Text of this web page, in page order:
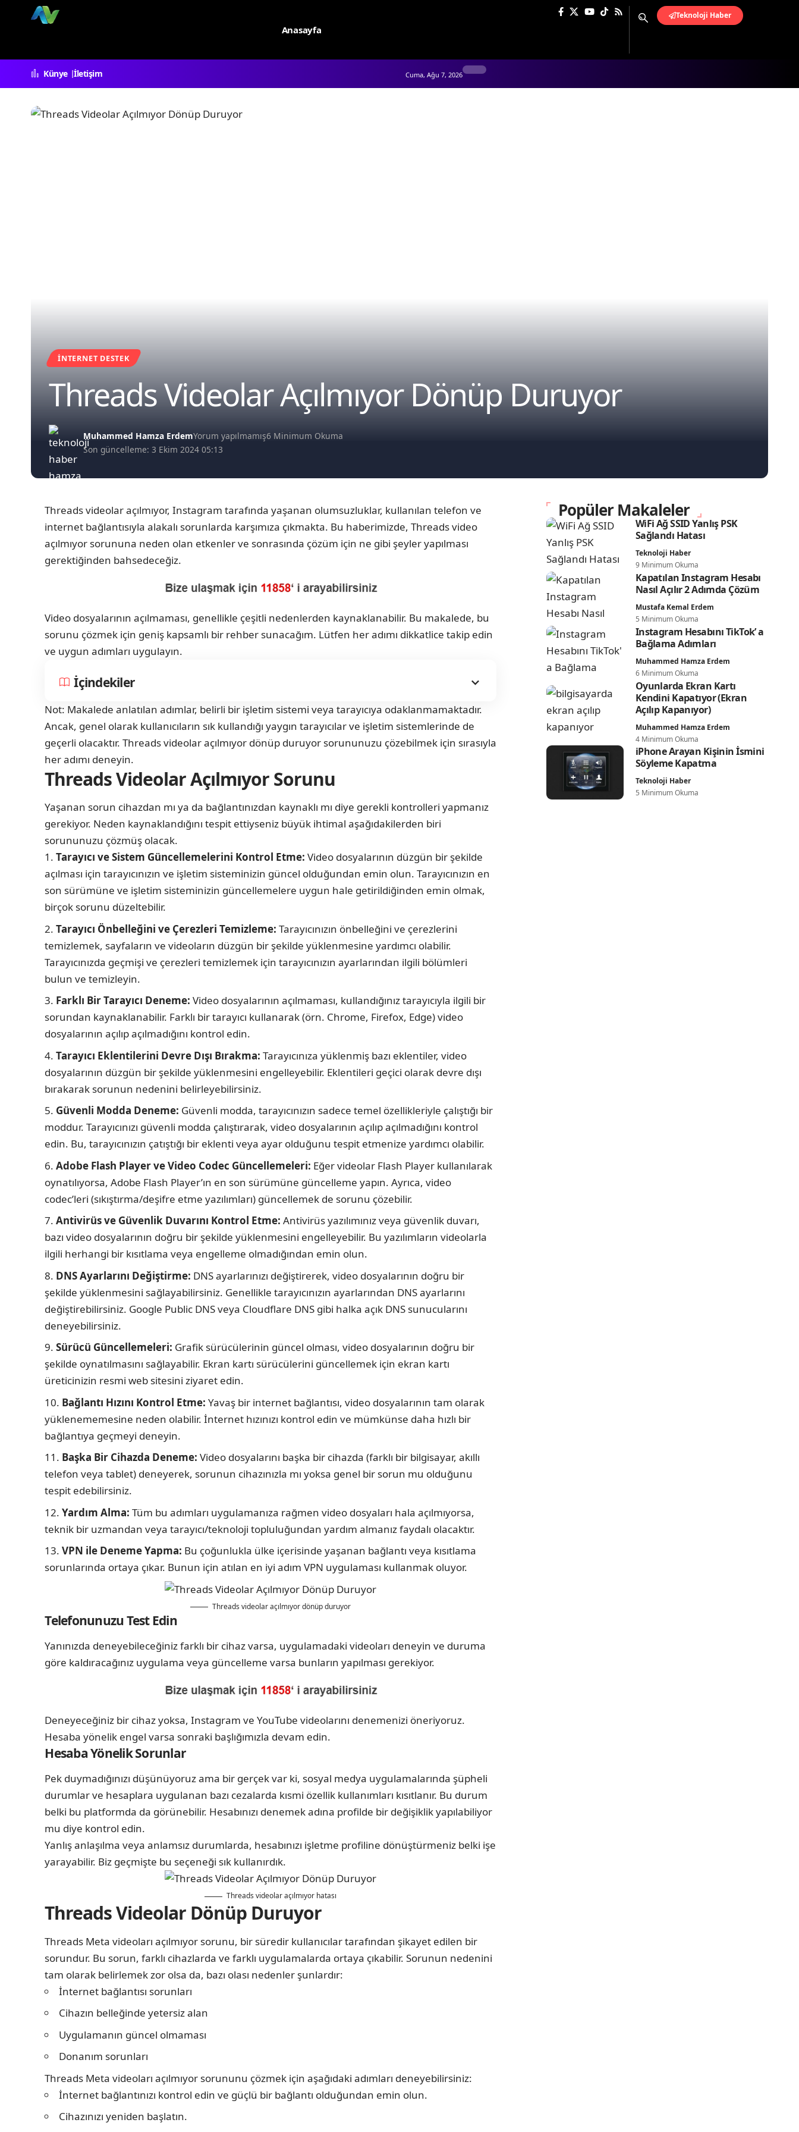
Anasayfa
Teknoloji Haber
Künye İletişim Cuma, Ağu 7, 2026
İNTERNET DESTEK
Threads Videolar Açılmıyor Dönüp Duruyor
Son güncelleme: 3 Ekim 2024 05:13
Muhammed Hamza ErdemYorum yapılmamış6 Minimum Okuma
Threads videolar açılmıyor, Instagram tarafında yaşanan olumsuzluklar, kullanılan telefon ve
internet bağlantısıyla alakalı sorunlarda karşımıza çıkmakta. Bu haberimizde, Threads video
açılmıyor sorununa neden olan etkenler ve sonrasında çözüm için ne gibi şeyler yapılması
gerektiğinden bahsedeceğiz.
Video dosyalarının açılmaması, genellikle çeşitli nedenlerden kaynaklanabilir. Bu makalede, bu
sorunu çözmek için geniş kapsamlı bir rehber sunacağım. Lütfen her adımı dikkatlice takip edin
ve uygun adımları uygulayın.
İçindekiler
Not: Makalede anlatılan adımlar, belirli bir işletim sistemi veya tarayıcıya odaklanmamaktadır.
Ancak, genel olarak kullanıcıların sık kullandığı yaygın tarayıcılar ve işletim sistemlerinde de
geçerli olacaktır. Threads videolar açılmıyor dönüp duruyor sorununuzu çözebilmek için sırasıyla
her adımı deneyin.
Threads Videolar Açılmıyor Sorunu
Yaşanan sorun cihazdan mı ya da bağlantınızdan kaynaklı mı diye gerekli kontrolleri yapmanız
gerekiyor. Neden kaynaklandığını tespit ettiyseniz büyük ihtimal aşağıdakilerden biri
sorununuzu çözmüş olacak.
Tarayıcı ve Sistem Güncellemelerini Kontrol Etme: Video dosyalarının düzgün bir şekilde
açılması için tarayıcınızın ve işletim sisteminizin güncel olduğundan emin olun. Tarayıcınızın en
son sürümüne ve işletim sisteminizin güncellemelere uygun hale getirildiğinden emin olmak,
birçok sorunu düzeltebilir.
Tarayıcı Önbelleğini ve Çerezleri Temizleme: Tarayıcınızın önbelleğini ve çerezlerini
temizlemek, sayfaların ve videoların düzgün bir şekilde yüklenmesine yardımcı olabilir.
Tarayıcınızda geçmişi ve çerezleri temizlemek için tarayıcınızın ayarlarından ilgili bölümleri
bulun ve temizleyin.
Farklı Bir Tarayıcı Deneme: Video dosyalarının açılmaması, kullandığınız tarayıcıyla ilgili bir
sorundan kaynaklanabilir. Farklı bir tarayıcı kullanarak (örn. Chrome, Firefox, Edge) video
dosyalarının açılıp açılmadığını kontrol edin.
Tarayıcı Eklentilerini Devre Dışı Bırakma: Tarayıcınıza yüklenmiş bazı eklentiler, video
dosyalarının düzgün bir şekilde yüklenmesini engelleyebilir. Eklentileri geçici olarak devre dışı
bırakarak sorunun nedenini belirleyebilirsiniz.
Güvenli Modda Deneme: Güvenli modda, tarayıcınızın sadece temel özellikleriyle çalıştığı bir
moddur. Tarayıcınızı güvenli modda çalıştırarak, video dosyalarının açılıp açılmadığını kontrol
edin. Bu, tarayıcınızın çatıştığı bir eklenti veya ayar olduğunu tespit etmenize yardımcı olabilir.
Adobe Flash Player ve Video Codec Güncellemeleri: Eğer videolar Flash Player kullanılarak
oynatılıyorsa, Adobe Flash Player’ın en son sürümüne güncelleme yapın. Ayrıca, video
codec’leri (sıkıştırma/deşifre etme yazılımları) güncellemek de sorunu çözebilir.
Antivirüs ve Güvenlik Duvarını Kontrol Etme: Antivirüs yazılımınız veya güvenlik duvarı,
bazı video dosyalarının doğru bir şekilde yüklenmesini engelleyebilir. Bu yazılımların videolarla
ilgili herhangi bir kısıtlama veya engelleme olmadığından emin olun.
DNS Ayarlarını Değiştirme: DNS ayarlarınızı değiştirerek, video dosyalarının doğru bir
şekilde yüklenmesini sağlayabilirsiniz. Genellikle tarayıcınızın ayarlarından DNS ayarlarını
değiştirebilirsiniz. Google Public DNS veya Cloudflare DNS gibi halka açık DNS sunucularını
deneyebilirsiniz.
Sürücü Güncellemeleri: Grafik sürücülerinin güncel olması, video dosyalarının doğru bir
şekilde oynatılmasını sağlayabilir. Ekran kartı sürücülerini güncellemek için ekran kartı
üreticinizin resmi web sitesini ziyaret edin.
Bağlantı Hızını Kontrol Etme: Yavaş bir internet bağlantısı, video dosyalarının tam olarak
yüklenememesine neden olabilir. İnternet hızınızı kontrol edin ve mümkünse daha hızlı bir
bağlantıya geçmeyi deneyin.
Başka Bir Cihazda Deneme: Video dosyalarını başka bir cihazda (farklı bir bilgisayar, akıllı
telefon veya tablet) deneyerek, sorunun cihazınızla mı yoksa genel bir sorun mu olduğunu
tespit edebilirsiniz.
Yardım Alma: Tüm bu adımları uygulamanıza rağmen video dosyaları hala açılmıyorsa,
teknik bir uzmandan veya tarayıcı/teknoloji topluluğundan yardım almanız faydalı olacaktır.
VPN ile Deneme Yapma: Bu çoğunlukla ülke içerisinde yaşanan bağlantı veya kısıtlama
sorunlarında ortaya çıkar. Bunun için atılan en iyi adım VPN uygulaması kullanmak oluyor.
Threads videolar açılmıyor dönüp duruyor
Telefonunuzu Test Edin
Yanınızda deneyebileceğiniz farklı bir cihaz varsa, uygulamadaki videoları deneyin ve duruma
göre kaldıracağınız uygulama veya güncelleme varsa bunların yapılması gerekiyor.
Deneyeceğiniz bir cihaz yoksa, Instagram ve YouTube videolarını denemenizi öneriyoruz.
Hesaba yönelik engel varsa sonraki başlığımızla devam edin.
Hesaba Yönelik Sorunlar
Pek duymadığınızı düşünüyoruz ama bir gerçek var ki, sosyal medya uygulamalarında şüpheli
durumlar ve hesaplara uygulanan bazı cezalarda kısmi özellik kullanımları kısıtlanır. Bu durum
belki bu platformda da görünebilir. Hesabınızı denemek adına profilde bir değişiklik yapılabiliyor
mu diye kontrol edin.
Yanlış anlaşılma veya anlamsız durumlarda, hesabınızı işletme profiline dönüştürmeniz belki işe
yarayabilir. Biz geçmişte bu seçeneği sık kullanırdık.
Threads videolar açılmıyor hatası
Threads Videolar Dönüp Duruyor
Threads Meta videoları açılmıyor sorunu, bir süredir kullanıcılar tarafından şikayet edilen bir
sorundur. Bu sorun, farklı cihazlarda ve farklı uygulamalarda ortaya çıkabilir. Sorunun nedenini
tam olarak belirlemek zor olsa da, bazı olası nedenler şunlardır:
İnternet bağlantısı sorunları
Cihazın belleğinde yetersiz alan
Uygulamanın güncel olmaması
Donanım sorunları
Threads Meta videoları açılmıyor sorununu çözmek için aşağıdaki adımları deneyebilirsiniz:
İnternet bağlantınızı kontrol edin ve güçlü bir bağlantı olduğundan emin olun.
Cihazınızı yeniden başlatın.
Popüler Makaleler
WiFi Ağ SSID Yanlış PSK
Sağlandı Hatası
Teknoloji Haber
9 Minimum Okuma
Kapatılan Instagram Hesabı
Nasıl Açılır 2 Adımda Çözüm
Mustafa Kemal Erdem
5 Minimum Okuma
Instagram Hesabını TikTok’ a
Bağlama Adımları
Muhammed Hamza Erdem
6 Minimum Okuma
Oyunlarda Ekran Kartı
Kendini Kapatıyor (Ekran
Açılıp Kapanıyor)
Muhammed Hamza Erdem
4 Minimum Okuma
iPhone Arayan Kişinin İsmini
Söyleme Kapatma
Teknoloji Haber
5 Minimum Okuma